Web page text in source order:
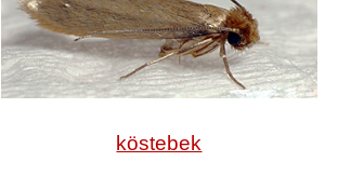
köstebek